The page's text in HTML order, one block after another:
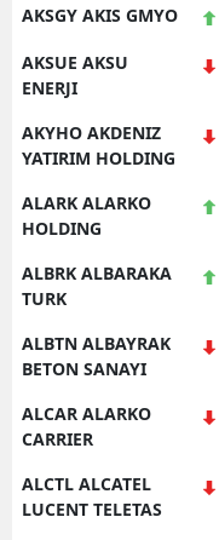
AKSGY AKIS GMYO
AKSUE AKSU
ENERJI
AKYHO AKDENIZ
YATIRIM HOLDING
ALARK ALARKO
HOLDING
ALBRK ALBARAKA
TURK
ALBTN ALBAYRAK
BETON SANAYI
ALCAR ALARKO
CARRIER
ALCTL ALCATEL
LUCENT TELETAS